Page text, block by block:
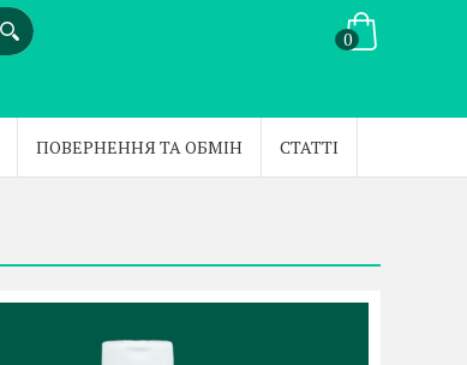
ПОВЕРНЕННЯ ТА ОБМІН СТАТТІ